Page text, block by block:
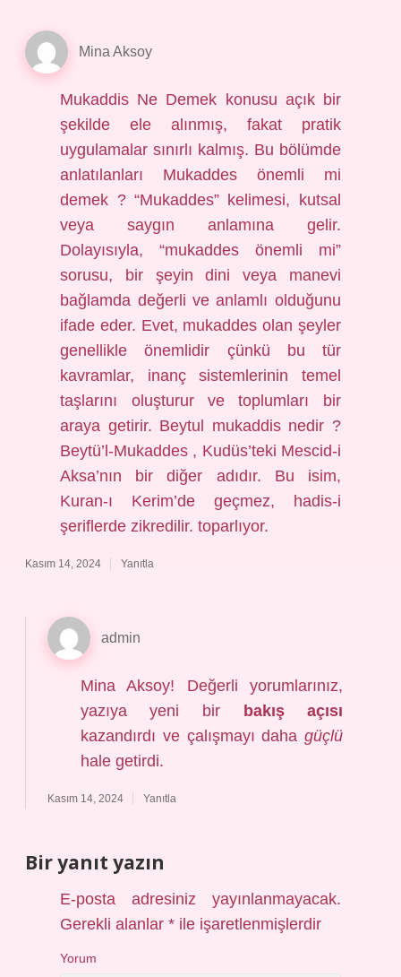
Mina Aksoy
Mukaddis Ne Demek konusu açık bir
şekilde ele alınmış, fakat pratik
uygulamalar sınırlı kalmış. Bu bölümde
anlatılanları Mukaddes önemli mi
demek ? “Mukaddes” kelimesi, kutsal
veya saygın anlamına gelir.
Dolayısıyla, “mukaddes önemli mi”
sorusu, bir şeyin dini veya manevi
bağlamda değerli ve anlamlı olduğunu
ifade eder. Evet, mukaddes olan şeyler
genellikle önemlidir çünkü bu tür
kavramlar, inanç sistemlerinin temel
taşlarını oluşturur ve toplumları bir
araya getirir. Beytul mukaddis nedir ?
Beytü’l-Mukaddes , Kudüs’teki Mescid-i
Aksa’nın bir diğer adıdır. Bu isim,
Kuran-ı Kerim’de geçmez, hadis-i
şeriflerde zikredilir. toparlıyor.
Kasım 14, 2024 Yanıtla
admin
Mina Aksoy! Değerli yorumlarınız,
yazıya yeni bir
bakış açısı
kazandırdı ve çalışmayı dahagüçlü
hale getirdi.
Kasım 14, 2024 Yanıtla
Bir yanıt yazın
E-posta adresiniz yayınlanmayacak.
Gerekli alanlar* ile işaretlenmişlerdir
Yorum